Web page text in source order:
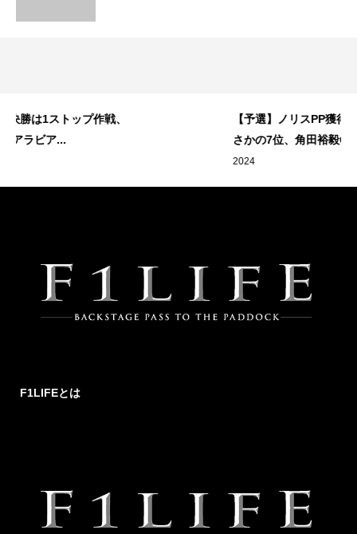
【予選】ノリスPP獲得、フェルスタッペンま
さかの7位、角田裕毅Q1敗退【2024...
F1LIFEとは